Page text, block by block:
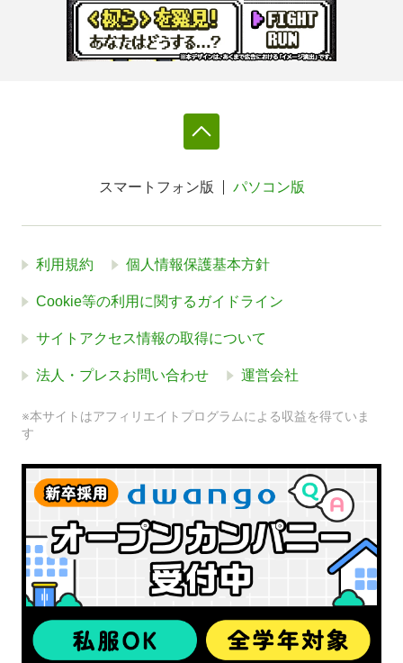
スマートフォン版 パソコン版
利用規約 個人情報保護基本方針
Cookie等の利用に関するガイドライン
サイトアクセス情報の取得について
法人・プレスお問い合わせ 運営会社
※本サイトはアフィリエイトプログラムによる収益を得ていま
す